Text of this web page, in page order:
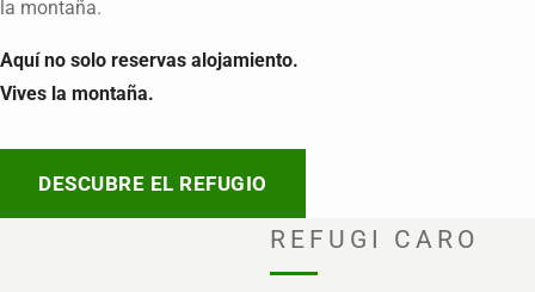
la montaña.
Aquí no solo reservas alojamiento.
Vives la montaña.
DESCUBRE EL REFUGIO
REFUGI CARO